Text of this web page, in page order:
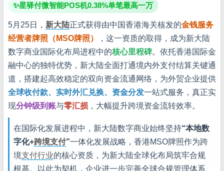
✨星驿付微智能POS机0.38%单笔最高一万
5月25日， 新大陆正式获得由中国香港海关核发的金钱服务
经营者牌照（MSO牌照）
，这一资质的取得，成为新大陆
数字商业国际化布局进程中的核心里程碑。依托香港国际金
融中心的独特优势，新大陆全面打通境内外支付结算关键通
道，搭建起高效稳定的双向资金流通网络，为外贸企业提供
全球收付款、实时外汇兑换、资金分发一站式服务，真正实
现分钟级到账与零汇损 ，大幅提升跨境资金流转效率。
在国际化发展进程中，新大陆数字商业始终坚持“本地数
字化+跨境支付”一体化发展战略，香港MSO牌照作为跨
境支付行业的核心资质，为新大陆全球化布局筑牢合规
根基。以此为契机，企业进一步完善全球合规管理体系